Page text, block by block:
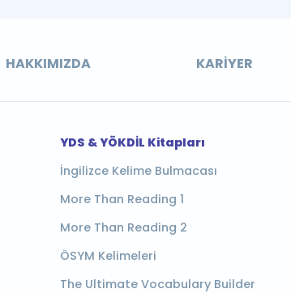
HAKKIMIZDA KARIYER
YDS & YÖKDİL Kitapları
İngilizce Kelime Bulmacası
More Than Reading 1
More Than Reading 2
ÖSYM Kelimeleri
The Ultimate Vocabulary Builder